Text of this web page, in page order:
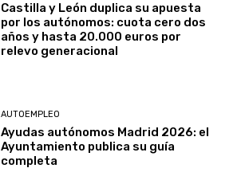
Castilla y León duplica su apuesta
por los autónomos: cuota cero dos
años y hasta 20.000 euros por
relevo generacional
AUTOEMPLEO
Ayudas autónomos Madrid 2026: el
Ayuntamiento publica su guía
completa